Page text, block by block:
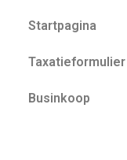
Startpagina
Taxatieformulier
Businkoop